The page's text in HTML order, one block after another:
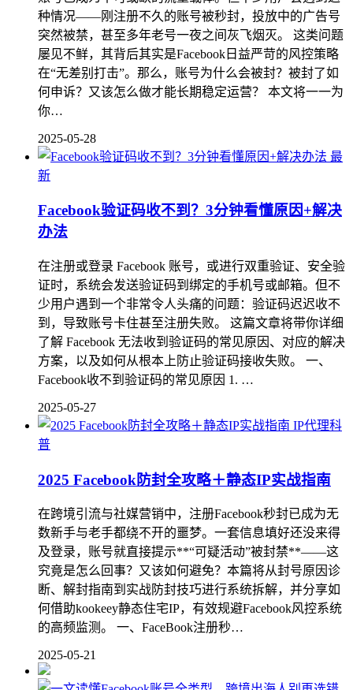
种情况——刚注册不久的账号被秒封，投放中的广告号
突然被禁，甚至多年老号一夜之间灰飞烟灭。 这类问题
屡见不鲜，其背后其实是Facebook日益严苛的风控策略
在“无差别打击”。那么，账号为什么会被封？被封了如
何申诉？又该怎么做才能长期稳定运营？ 本文将一一为
你…
2025-05-28
最
新
Facebook验证码收不到？3分钟看懂原因+解决
办法
在注册或登录 Facebook 账号，或进行双重验证、安全验
证时，系统会发送验证码到绑定的手机号或邮箱。但不
少用户遇到一个非常令人头痛的问题：验证码迟迟收不
到，导致账号卡住甚至注册失败。 这篇文章将带你详细
了解 Facebook 无法收到验证码的常见原因、对应的解决
方案，以及如何从根本上防止验证码接收失败。 一、
Facebook收不到验证码的常见原因 1. …
2025-05-27
IP代理科
普
2025 Facebook防封全攻略＋静态IP实战指南
在跨境引流与社媒营销中，注册Facebook秒封已成为无
数新手与老手都绕不开的噩梦。一套信息填好还没来得
及登录，账号就直接提示**“可疑活动”被封禁**——这
究竟是怎么回事？又该如何避免？本篇将从封号原因诊
断、解封指南到实战防封技巧进行系统拆解，并分享如
何借助kookeey静态住宅IP，有效规避Facebook风控系统
的高频监测。 一、FaceBook注册秒…
2025-05-21